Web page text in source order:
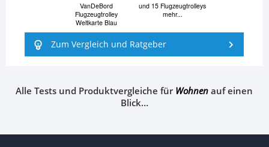
VanDeBord
Flugzeugtrolley
Weltkarte Blau
und 15 Flugzeugtrolleys
mehr...
Zum Vergleich und Ratgeber
Alle Tests und Produktvergleiche fürWohnenauf einen
Blick…